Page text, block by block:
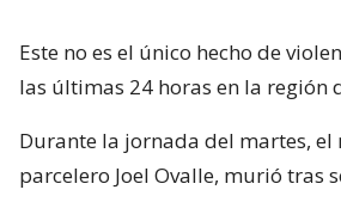
Este no es el único hecho de
las últimas 24 horas en la región
Durante la jornada del martes, el
parcelero Joel Ovalle, murió tras